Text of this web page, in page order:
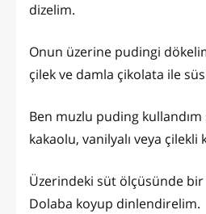
dizelim.
Onun üzerine pudingi
çilek ve damla çikolata ile
Ben muzlu puding
kakaolu, vanilyalı veya
Üzerindeki süt ölçüsünde
Dolaba koyup dinlendirelim.